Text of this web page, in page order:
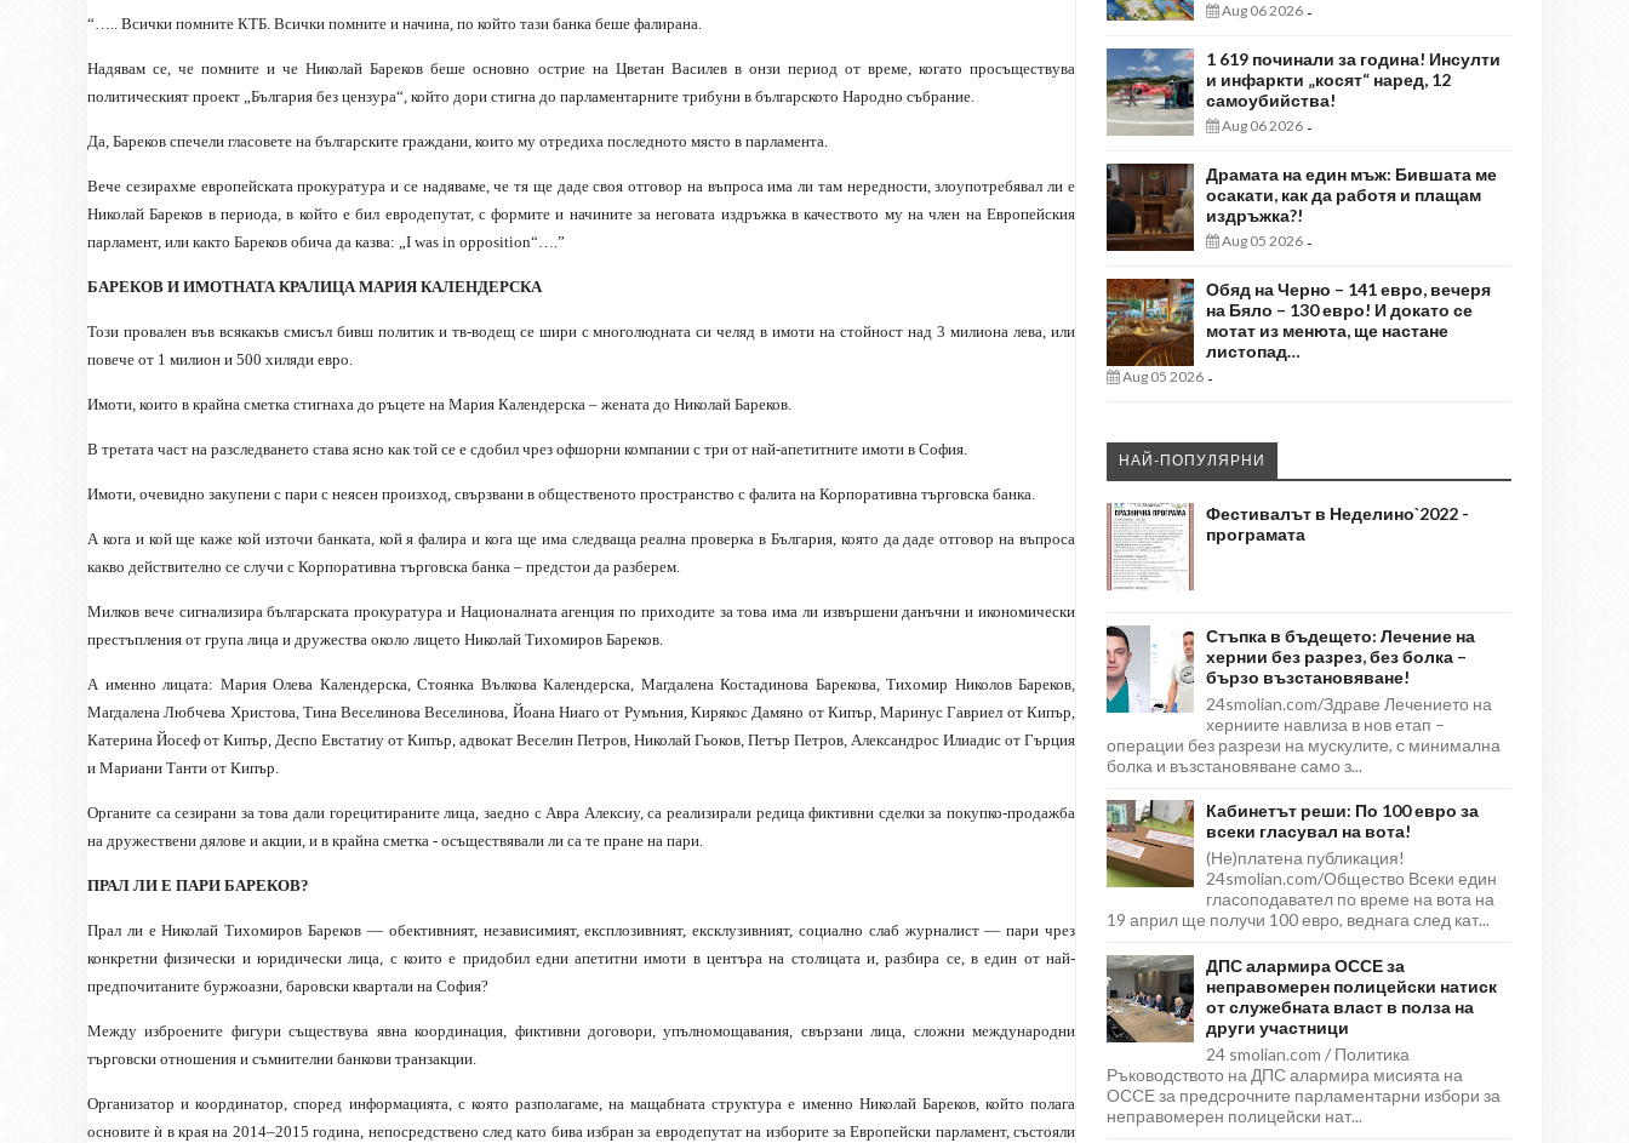
“….. Всички помните КТБ. Всички помните и начина, по който тази банка беше фалирана.
Надявам се, че помните и че Николай Бареков беше основно острие на Цветан Василев в онзи период от време, когато просъществува
политическият проект „България без цензура“, който дори стигна до парламентарните трибуни в българското Народно събрание.
Да, Бареков спечели гласовете на българските граждани, които му отредиха последното място в парламента.
Вече сезирахме европейската прокуратура и се надяваме, че тя ще даде своя отговор на въпроса има ли там нередности, злоупотребявал ли е
Николай Бареков в периода, в който е бил евродепутат, с формите и начините за неговата издръжка в качеството му на член на Европейския
парламент, или както Бареков обича да казва: „I was in opposition“….”
БАРЕКОВ И ИМОТНАТА КРАЛИЦА МАРИЯ КАЛЕНДЕРСКА
Този провален във всякакъв смисъл бивш политик и тв-водещ се шири с многолюдната си челяд в имоти на стойност над 3 милиона лева, или
повече от 1 милион и 500 хиляди евро.
Имоти, които в крайна сметка стигнаха до ръцете на Мария Календерска – жената до Николай Бареков.
В третата част на разследването става ясно как той се е сдобил чрез офшорни компании с три от най-апетитните имоти в София.
Имоти, очевидно закупени с пари с неясен произход, свързвани в общественото пространство с фалита на Корпоративна търговска банка.
А кога и кой ще каже кой източи банката, кой я фалира и кога ще има следваща реална проверка в България, която да даде отговор на въпроса
какво действително се случи с Корпоративна търговска банка – предстои да разберем.
Милков вече сигнализира българската прокуратура и Националната агенция по приходите за това има ли извършени данъчни и икономически
престъпления от група лица и дружества около лицето Николай Тихомиров Бареков.
А именно лицата: Мария Олева Календерска, Стоянка Вълкова Календерска, Магдалена Костадинова Барекова, Тихомир Николов Бареков,
Магдалена Любчева Христова, Тина Веселинова Веселинова, Йоана Ниаго от Румъния, Кирякос Дамяно от Кипър, Маринус Гавриел от Кипър,
Катерина Йосеф от Кипър, Деспо Евстатиу от Кипър, адвокат Веселин Петров, Николай Гьоков, Петър Петров, Александрос Илиадис от Гърция
и Мариани Танти от Кипър.
Органите са сезирани за това дали горецитираните лица, заедно с Авра Алексиу, са реализирали редица фиктивни сделки за покупко-продажба
на дружествени дялове и акции, и в крайна сметка - осъществявали ли са те пране на пари.
ПРАЛ ЛИ Е ПАРИ БАРЕКОВ?
Прал ли е Николай Тихомиров Бареков — обективният, независимият, експлозивният, ексклузивният, социално слаб журналист — пари чрез
конкретни физически и юридически лица, с които е придобил едни апетитни имоти в центъра на столицата и, разбира се, в един от най-
предпочитаните буржоазни, баровски квартали на София?
Между изброените фигури съществува явна координация, фиктивни договори, упълномощавания, свързани лица, сложни международни
търговски отношения и съмнителни банкови транзакции.
Организатор и координатор, според информацията, с която разполагаме, на мащабната структура е именно Николай Бареков, който полага
основите ѝ в края на 2014–2015 година, непосредствено след като бива избран за евродепутат на изборите за Европейски парламент, състояли
Aug 06 2026 -
1 619 починали за година! Инсулти
и инфаркти „косят“ наред, 12
самоубийства!
Aug 06 2026 -
Драмата на един мъж: Бившата ме
осакати, как да работя и плащам
издръжка?!
Aug 05 2026 -
Обяд на Черно – 141 евро, вечеря
на Бяло – 130 евро! И докато се
мотат из менюта, ще настане
листопад…
Aug 05 2026 -
НАЙ-ПОПУЛЯРНИ
Фестивалът в Неделино`2022 -
програмата
Стъпка в бъдещето: Лечение на
хернии без разрез, без болка –
бързо възстановяване!
24smolian.com/Здраве Лечението на
херниите навлиза в нов етап –
операции без разрези на мускулите, с минимална
болка и възстановяване само з...
Кабинетът реши: По 100 евро за
всеки гласувал на вота!
(Не)платена публикация!
24smolian.com/Общество Всеки един
гласоподавател по време на вота на
19 април ще получи 100 евро, веднага след кат...
ДПС алармира ОССЕ за
неправомерен полицейски натиск
от служебната власт в полза на
други участници
24 smolian.com / Политика
Ръководството на ДПС алармира мисията на
ОССЕ за предсрочните парламентарни избори за
неправомерен полицейски нат...